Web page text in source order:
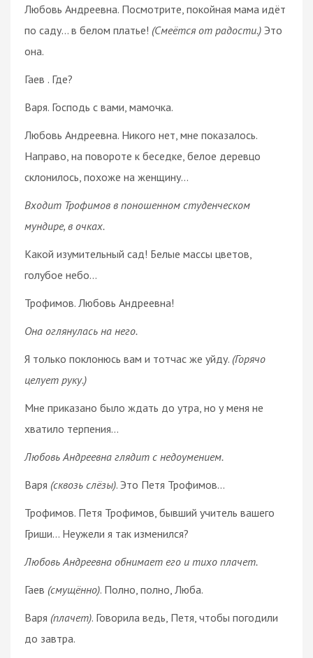
Любовь Андреевна. Посмотрите, покойная мама идёт
по саду… в белом платье! (Смеётся от радости.) Это
она.
Гаев . Где?
Варя. Господь с вами, мамочка.
Любовь Андреевна. Никого нет, мне показалось.
Направо, на повороте к беседке, белое деревцо
склонилось, похоже на женщину…
Входит Трофимов в поношенном студенческом
мундире, в очках.
Какой изумительный сад! Белые массы цветов,
голубое небо…
Трофимов. Любовь Андреевна!
Она оглянулась на него.
Я только поклонюсь вам и тотчас же уйду. (Горячо
целует руку.)
Мне приказано было ждать до утра, но у меня не
хватило терпения…
Любовь Андреевна глядит с недоумением.
Варя (сквозь слёзы). Это Петя Трофимов…
Трофимов. Петя Трофимов, бывший учитель вашего
Гриши… Неужели я так изменился?
Любовь Андреевна обнимает его и тихо плачет.
Гаев (смущённо). Полно, полно, Люба.
Варя (плачет). Говорила ведь, Петя, чтобы погодили
до завтра.